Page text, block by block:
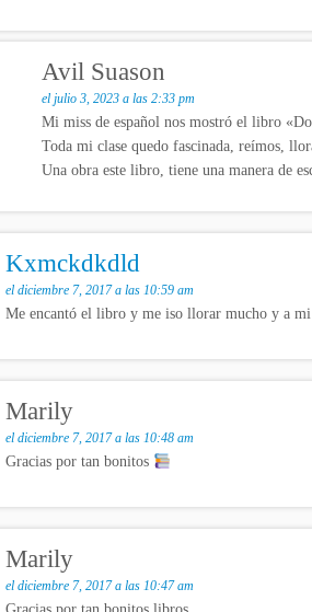
Avil Suason
el julio 3, 2023 a las 2:33 pm
Mi miss de español nos mostró el libro
Toda mi clase quedo fascinada, reímos,
Una obra este libro, tiene una manera de
Kxmckdkdld
el diciembre 7, 2017 a las 10:59 am
Me encantó el libro y me iso llorar mucho y a
Marily
el diciembre 7, 2017 a las 10:48 am
Gracias por tan bonitos
Marily
el diciembre 7, 2017 a las 10:47 am